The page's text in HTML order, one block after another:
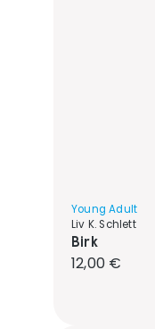
Young Adult
Liv K. Schlett
Birk
Regulärer
12,00 €